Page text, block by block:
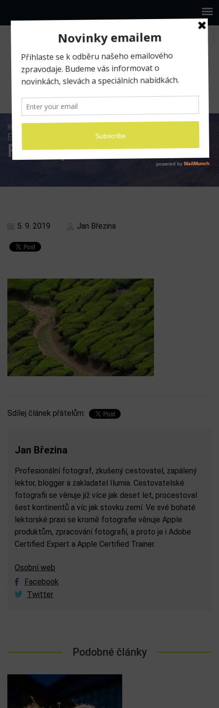
www.ilumio.cz
Fotografické expedice
Fotoexpedice Indie 2020
Fotoexpedice Indie 2020
Fotoexpedice Indie 2020
5. 9. 2019 Jan Březina
Sdílej článek přátelům:
Jan Březina
Profesionální fotograf, zkušený cestovatel, zapálený
lektor, blogger a zakladatel Ilumia. Cestovatelské
fotografii se věnuje již více jak deset let, procestoval
šest kontinentů a víc jak stovku zemí. Ve své bohaté
lektorské praxi se kromě fotografie věnuje Apple
produktům, zpracování fotografií, a proto je i Adobe
Certified Expert a Apple Certified Trainer.
Osobní web
Facebook
Twitter
Podobné články